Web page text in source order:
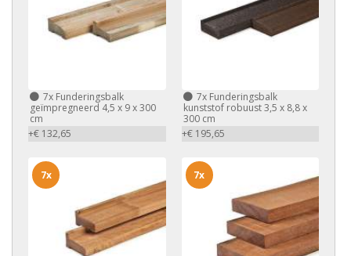
7x Funderingsbalk
geïmpregneerd 4,5 x 9 x 300
cm
+€ 132,65
7xFunderingsbalk
kunststof robuust 3,5 x 8,8 x
300 cm
+€ 195,65
7x 7x